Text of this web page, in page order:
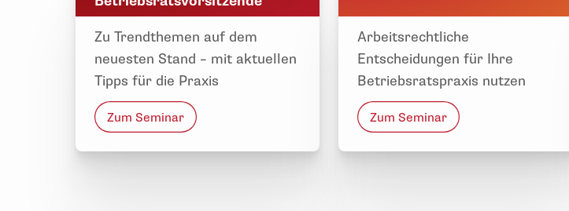
Zu Trendthemen auf dem
neuesten Stand – mit aktuellen
Tipps für die Praxis
Zum Seminar
Arbeitsrechtliche
Entscheidungen für Ihre
Betriebsratspraxis nutzen
Zum Seminar